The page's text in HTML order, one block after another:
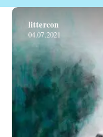
littercon
04.07.2021